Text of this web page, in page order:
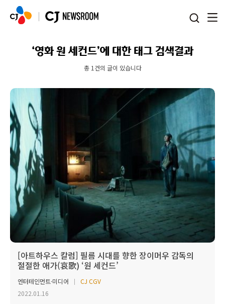
‘영화 원 세컨드’에 대한 태그 검색결과
총 1건의 글이 있습니다
[아트하우스 칼럼] 필름 시대를 향한 장이머우 감독의
절절한 애가(哀歌) ‘원 세컨드’
엔터테인먼트·미디어
CJ CGV
2022.01.16